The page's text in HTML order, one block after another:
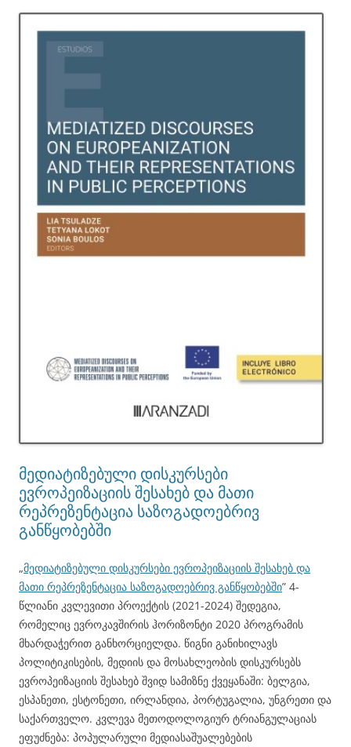
მედიატიზებული დისკურსები
ევროპეიზაციის შესახებ და მათი
რეპრეზენტაცია საზოგადოებრივ
განწყობებში
„მედიატიზებული დისკურსები ევროპეიზაციის შესახებ და
მათი რეპრეზენტაცია საზოგადოებრივ განწყობებში” 4-
წლიანი კვლევითი პროექტის (2021-2024) შედეგია,
რომელიც ევროკავშირის ჰორიზონტი 2020 პროგრამის
მხარდაჭერით განხორციელდა. წიგნი განიხილავს
პოლიტიკისების, მედიის და მოსახლეობის დისკურსებს
ევროპეიზაციის შესახებ შვიდ სამიზნე ქვეყანაში: ბელგია,
ესპანეთი, ესტონეთი, ირლანდია, პორტუგალია, უნგრეთი და
საქართველო. კვლევა მეთოდოლოგიურ ტრიანგულაციას
ეფუძნება: პოპულარული მედიასაშუალებების